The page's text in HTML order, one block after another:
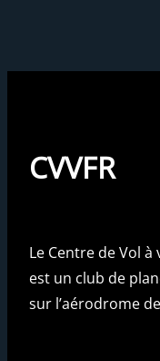
CVVFR
Le Centre de Vol
est un club de
sur l’aérodrome